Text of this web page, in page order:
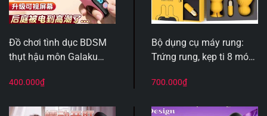
Đồ chơi tình dục BDSM
thụt hậu môn Galaku
rung mạnh kèm phóng
400.000₫
Bộ dụng cụ máy rung:
Trứng rung, kẹp ti 8 món
Rung
700.000₫